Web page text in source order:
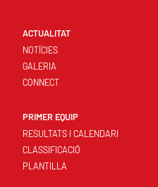
ACTUALITAT
NOTÍCIES
GALERIA
CONNECT
PRIMER EQUIP
RESULTATS I CALENDARI
CLASSIFICACIÓ
PLANTILLA